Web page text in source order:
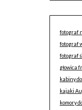
fotograf
fotograf
fotograf
głowica
kabiny
kajaki
komory